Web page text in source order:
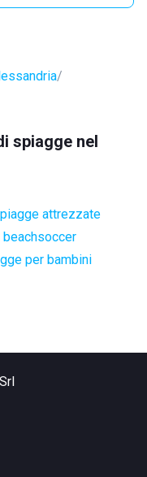
spiagge nel
attrezzate
per bambini